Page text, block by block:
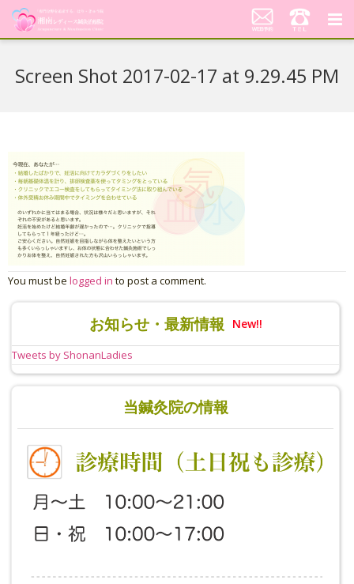
料金案内
患者さんの声
アクセス
美顔はり
Screen Shot 2017-02-17 at 9.29.45 PM
You must be logged in to post a comment.
お知らせ・最新情報 New!!
Tweets by ShonanLadies
当鍼灸院の情報